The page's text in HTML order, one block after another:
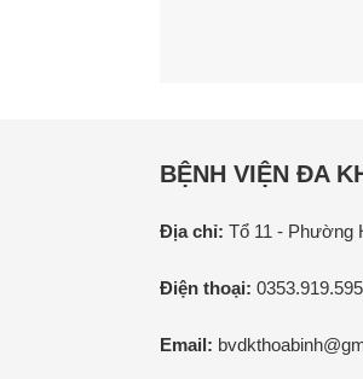
BỆNH VIỆN ĐA
Địa chỉ: Tổ 11 - Phường
Điện thoại: 0353.919.595
Email: